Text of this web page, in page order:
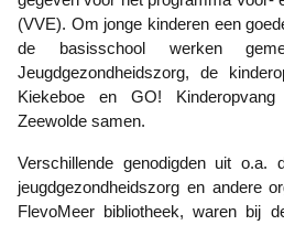
(VVE). Om jonge kinderen een
de basisschool werken
Jeugdgezondheidszorg, de
Kiekeboe en GO!
Zeewolde samen.
Verschillende genodigden uit o.a. de kinderopvang, scholen,
jeugdgezondheidszorg en andere
FlevoMeer bibliotheek, waren bij